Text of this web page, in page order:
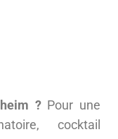
?Pour une
cocktail